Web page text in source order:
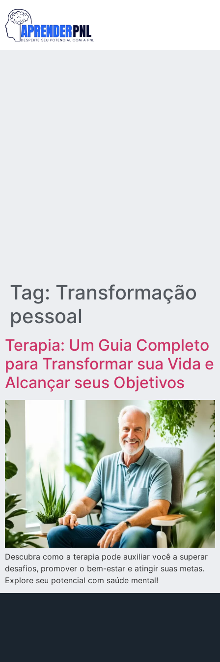
Tag: Transformação
pessoal
Terapia: Um Guia Completo
para Transformar sua Vida e
Alcançar seus Objetivos
Descubra como a terapia pode auxiliar você a superar
desafios, promover o bem-estar e atingir suas metas.
Explore seu potencial com saúde mental!